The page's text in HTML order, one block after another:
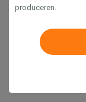
produceren.